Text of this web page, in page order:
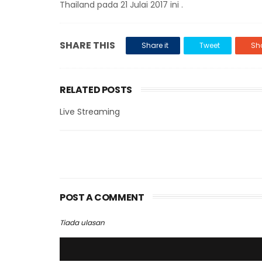
Thailand pada 21 Julai 2017 ini .
SHARE THIS Share it Tweet
RELATED POSTS
Live Streaming
POST A COMMENT
Tiada ulasan